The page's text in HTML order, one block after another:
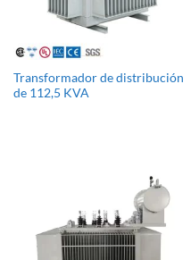
Transformador de distribución
de 112,5 KVA